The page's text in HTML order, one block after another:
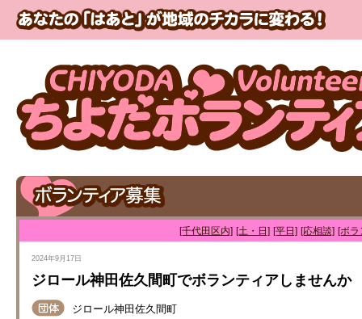
[千代田区内] [土・日] [平日] [応相談] [ボ
2024年9月17日
ジロール神田佐久間町でボランティアしませんか
ジロール神田佐久間町